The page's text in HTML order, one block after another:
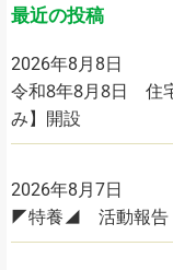
最近の投稿
2026年8月8日
令和8年8月8日 住
み】開設
2026年8月7日
◤特養◢ 活動報告